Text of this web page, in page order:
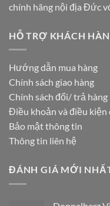
chính hãng nội địa Đức
HỖ TRỢ KHÁCH
Hướng dẫn mua hàng
Chính sách giao hàng
Chính sách đổi/ trả hàng
Điều khoản và điều kiện
Bảo mật thông tin
Thông tin liên hệ
ĐÁNH GIÁ MỚI